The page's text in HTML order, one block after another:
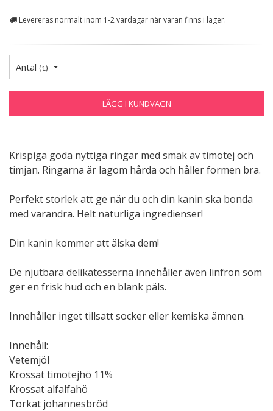
Levereras normalt inom 1-2 vardagar när varan finns i lager.
Antal (1)
LÄGG I KUNDVAGN
Krispiga goda nyttiga ringar med smak av timotej och
timjan. Ringarna är lagom hårda och håller formen bra.
Perfekt storlek att ge när du och din kanin ska bonda
med varandra. Helt naturliga ingredienser!
Din kanin kommer att älska dem!
De njutbara delikatesserna innehåller även linfrön som
ger en frisk hud och en blank päls.
Innehåller inget tillsatt socker eller kemiska ämnen.
Innehåll:
Vetemjöl
Krossat timotejhö 11%
Krossat alfalfahö
Torkat johannesbröd